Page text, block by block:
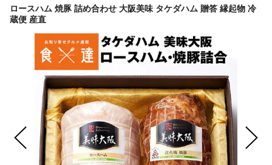
ロースハム 焼豚 詰め合わせ 大阪美味 タケダハム 贈答 縁起物 冷
蔵便 産直